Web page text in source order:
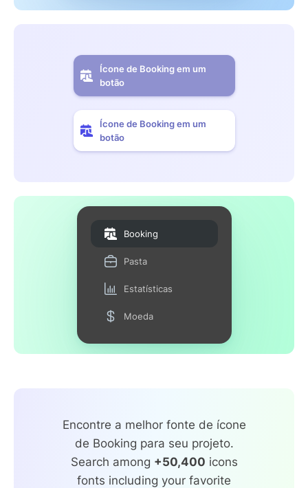
Ícone de Booking em um
botão
Ícone de Booking em um
botão
Booking
Pasta
Estatísticas
Moeda
Encontre a melhor fonte de ícone
de Booking para seu projeto.
Search among +50,400 icons
fonts including your favorite